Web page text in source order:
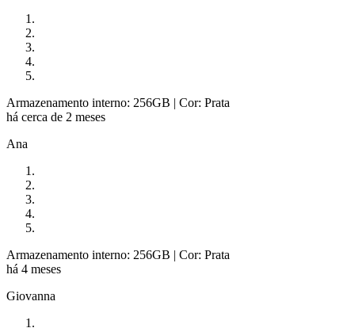
Armazenamento interno: 256GB | Cor: Prata
há cerca de 2 meses
Ana
Armazenamento interno: 256GB | Cor: Prata
há 4 meses
Giovanna